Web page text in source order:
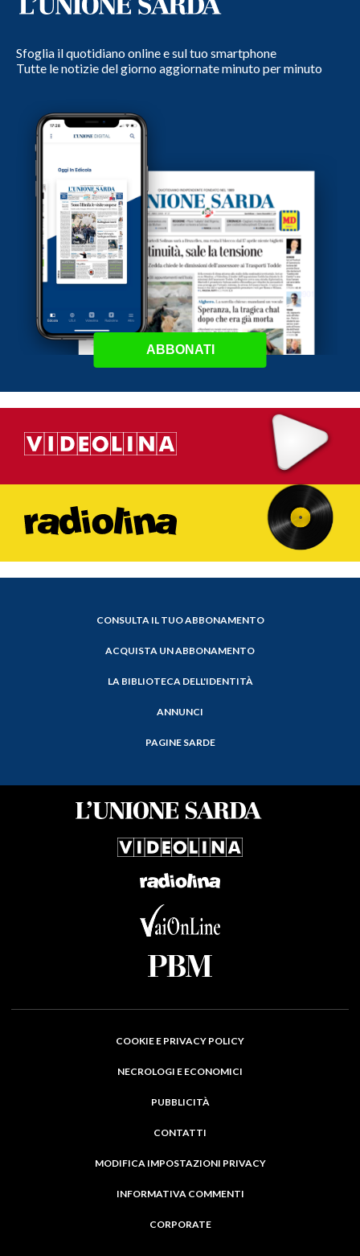
Sfoglia il quotidiano online e sul tuo smartphone
Tutte le notizie del giorno aggiornate minuto per minuto
ABBONATI
CONSULTA IL TUO ABBONAMENTO
ACQUISTA UN ABBONAMENTO
LA BIBLIOTECA DELL'IDENTITÀ
ANNUNCI
PAGINE SARDE
COOKIE E PRIVACY POLICY
NECROLOGI E ECONOMICI
PUBBLICITÀ
CONTATTI
MODIFICA IMPOSTAZIONI PRIVACY
INFORMATIVA COMMENTI
CORPORATE